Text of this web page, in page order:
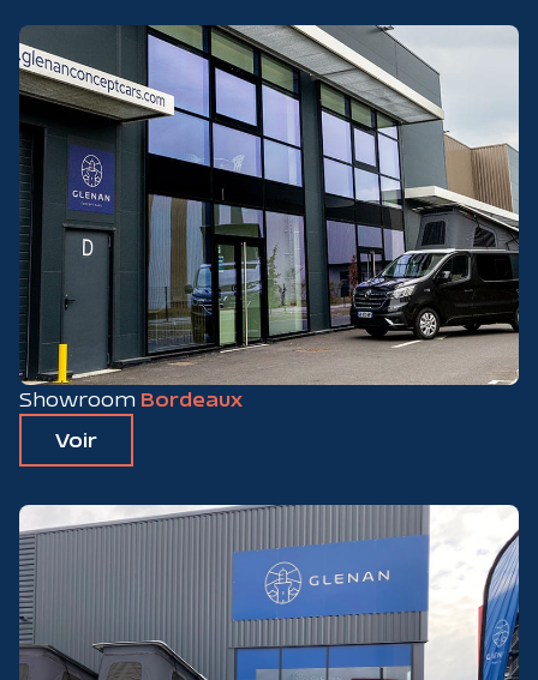
Showroom Bordeaux
Voir